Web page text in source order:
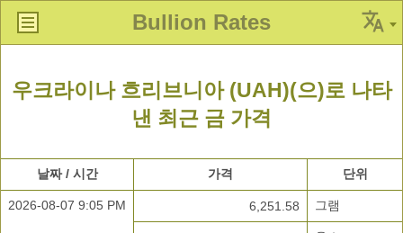
Bullion Rates
우크라이나 흐리브니아 (UAH)(으)로 나타
낸 최근 금 가격
날짜 / 시간 가격 단위
2026-08-07 9:05 PM 6,251.58 그램